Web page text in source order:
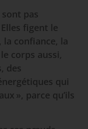
pas
figent le
confiance, la
corps aussi,
des
qui
», parce qu’ils